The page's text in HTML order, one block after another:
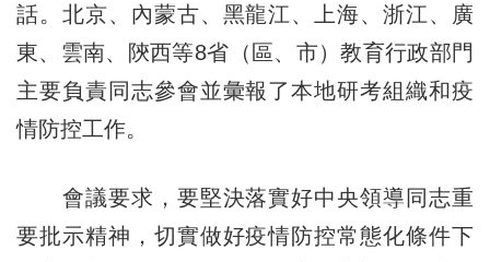
話。北京、內蒙古、黑龍江、上海、浙江、廣
東、雲南、陝西等8省（區、市）教育行政部門
主要負責同志參會並彙報了本地研考組織和疫
情防控工作。
會議要求，要堅決落實好中央領導同志重
要批示精神，切實做好疫情防控常態化條件下